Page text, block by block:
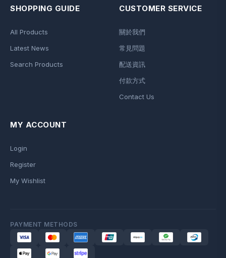
SHOPPING GUIDE
All Products
Latest News
Search Products
CUSTOMER SERVICE
關於我們
常見問題
配送資訊
付款方式
Contact Us
MY ACCOUNT
Login
Register
My Wishlist
PAYMENT METHODS